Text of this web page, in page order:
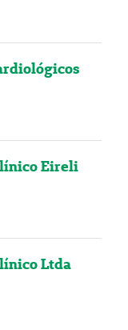
Eireli
Ltda